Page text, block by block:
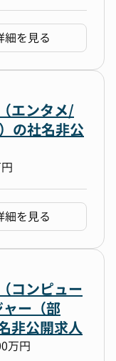
細を見る
エンタメ/
の社名非公
細を見る
コンピュー
ー（部
非公開求人
万円